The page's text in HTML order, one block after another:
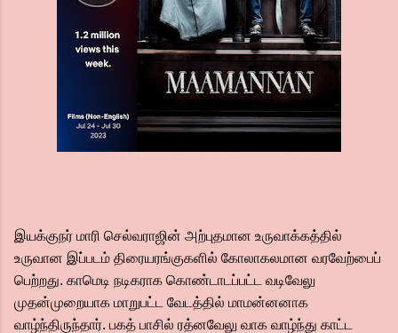
இயக்குநர் மாரி செல்வராஜின் அற்புதமான உருவாக்கத்தில்
உருவான இப்படம் திரையரங்குகளில் கோலாகலமான வரவேற்பைப்
பெற்றது. காமெடி நடிகராக கொண்டாடப்பட்ட வடிவேலு
முதன்முறையாக மாறுபட்ட வேடத்தில் மாமன்னனாக
வாழ்ந்திருந்தார். பகத் பாசில் ரத்னவேலு வாக வாழ்ந்து காட்ட